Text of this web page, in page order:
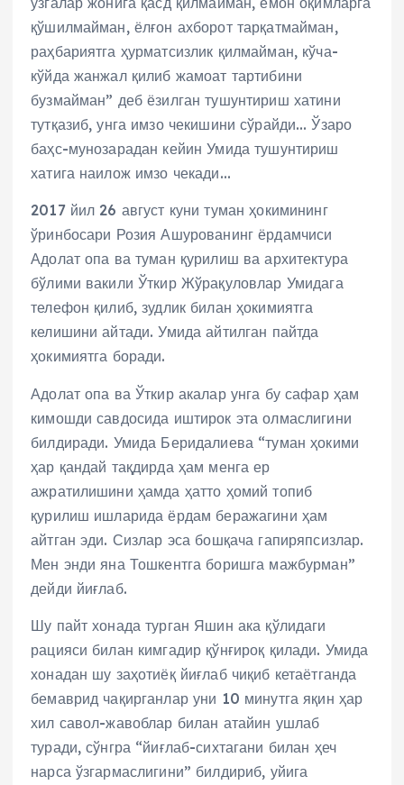
қўшилмайман, ёлғон ахборот тарқатмайман,
раҳбариятга ҳурматсизлик қилмайман, кўча-
кўйда жанжал қилиб жамоат тартибини
бузмайман” деб ёзилган тушунтириш хатини
тутқазиб, унга имзо чекишини сўрайди… Ўзаро
баҳс-мунозарадан кейин Умида тушунтириш
хатига наилож имзо чекади…
2017 йил 26 август куни туман ҳокимининг
ўринбосари Розия Ашурованинг ёрдамчиси
Адолат опа ва туман қурилиш ва архитектура
бўлими вакили Ўткир Жўрақуловлар Умидага
телефон қилиб, зудлик билан ҳокимиятга
келишини айтади. Умида айтилган пайтда
ҳокимиятга боради.
Адолат опа ва Ўткир акалар унга бу сафар ҳам
кимошди савдосида иштирок эта олмаслигини
билдиради. Умида Беридалиева “туман ҳокими
ҳар қандай тақдирда ҳам менга ер
ажратилишини ҳамда ҳатто ҳомий топиб
қурилиш ишларида ёрдам беражагини ҳам
айтган эди. Сизлар эса бошқача гапиряпсизлар.
Мен энди яна Тошкентга боришга мажбурман”
дейди йиғлаб.
Шу пайт хонада турган Яшин ака қўлидаги
рацияси билан кимгадир қўнғироқ қилади. Умида
хонадан шу заҳотиёқ йиғлаб чиқиб кетаётганда
бемаврид чақирганлар уни 10 минутга яқин ҳар
хил савол-жавоблар билан атайин ушлаб
туради, сўнгра “йиғлаб-сихтагани билан ҳеч
нарса ўзгармаслигини” билдириб, уйига